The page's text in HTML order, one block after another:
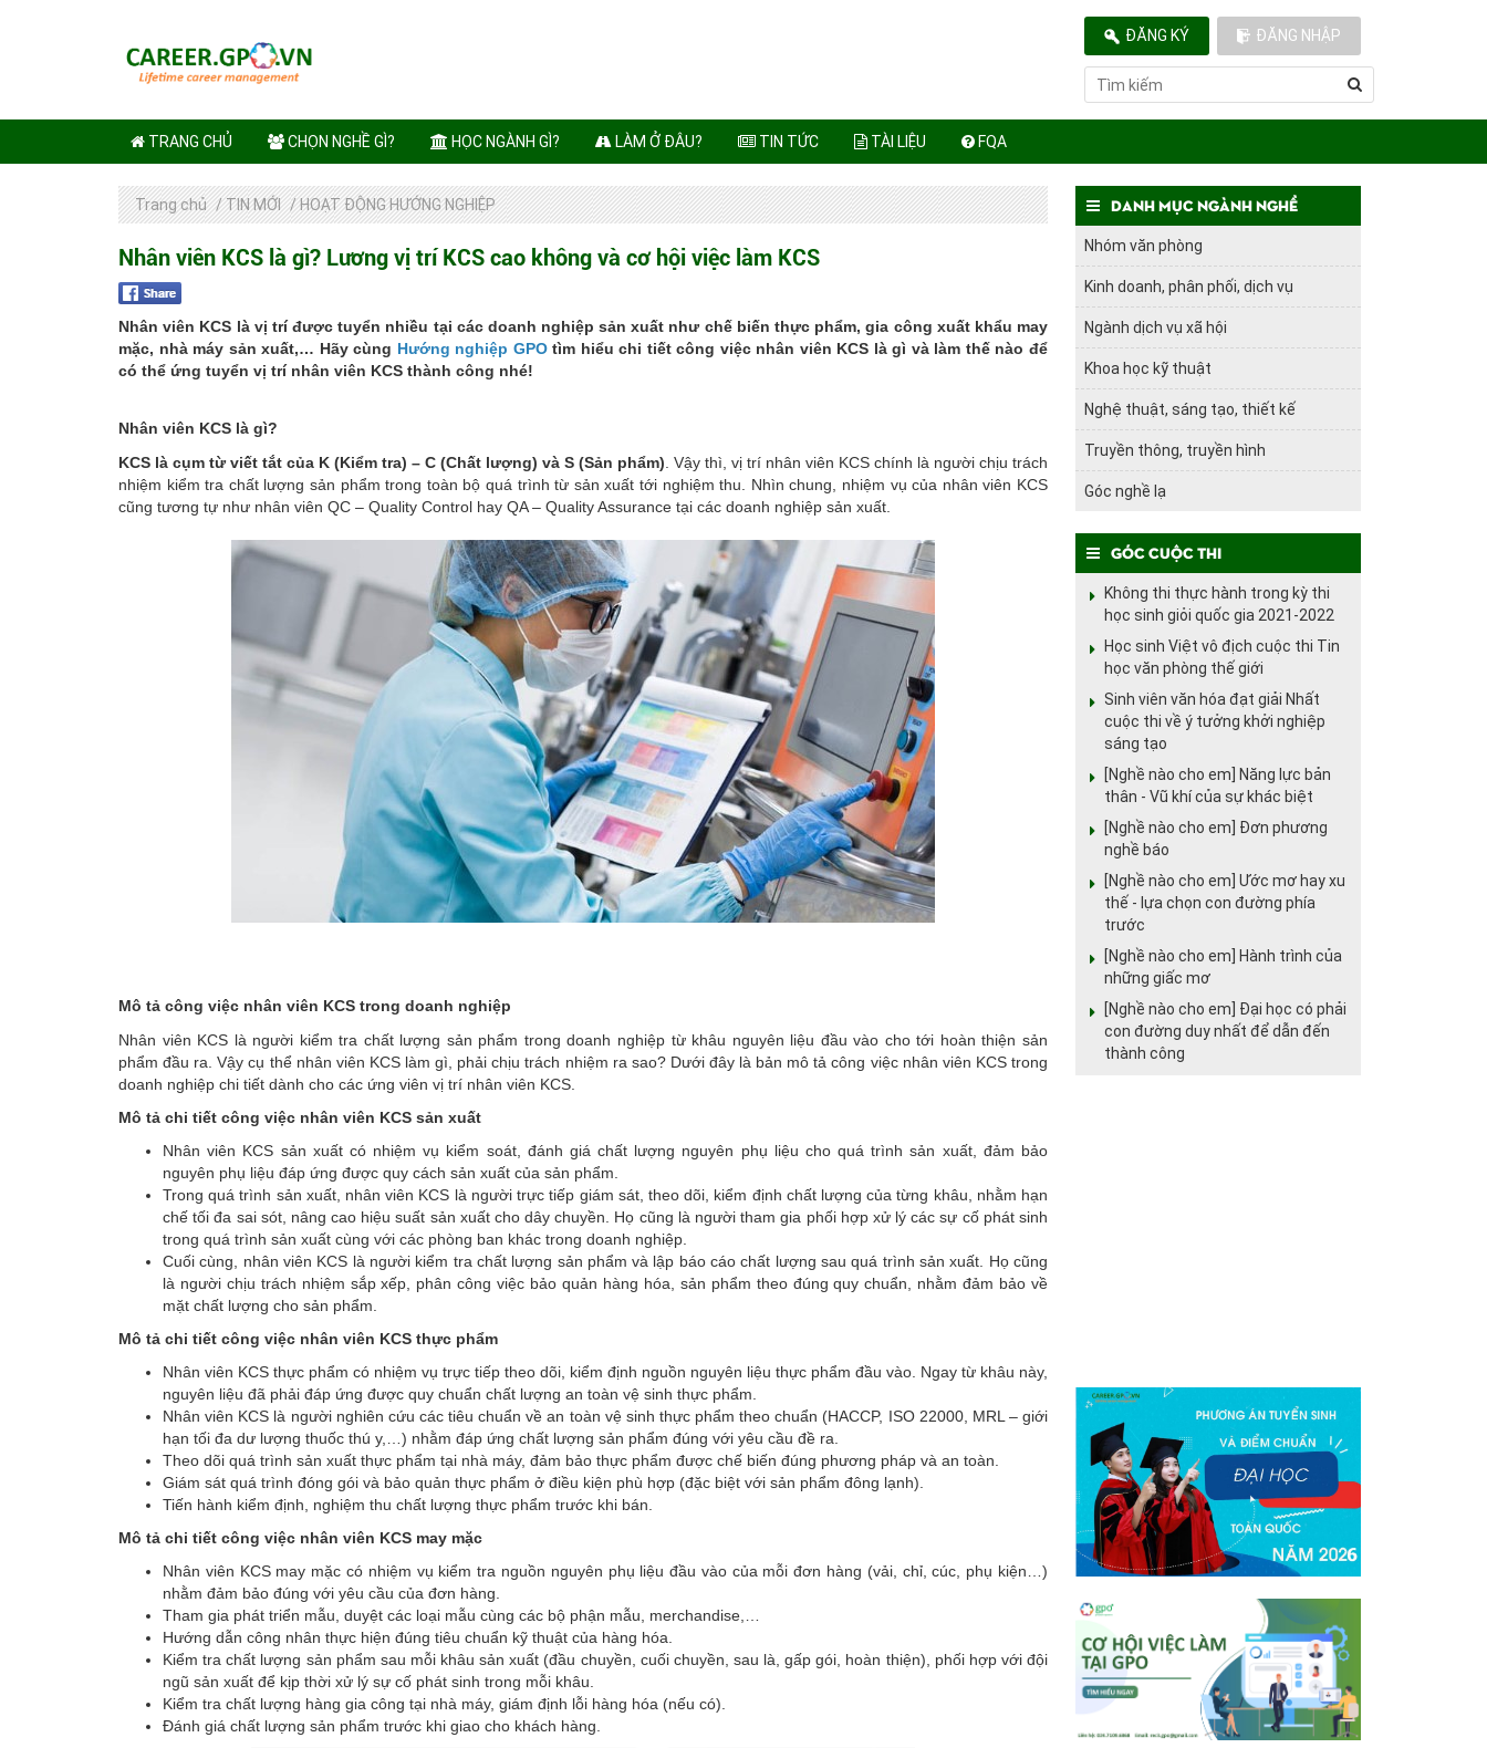
ĐĂNG KÝ ĐĂNG NHẬP
TRANG CHỦ CHỌN NGHỀ GÌ? HỌC NGÀNH GÌ? LÀM Ở ĐÂU? TIN TỨC TÀI LIỆU FQA
Trang chủ / TIN MỚI / HOẠT ĐỘNG HƯỚNG NGHIỆP
Nhân viên KCS là gì? Lương vị trí KCS cao không và cơ hội việc làm KCS
Nhân viên KCS là vị trí được tuyển nhiều tại các doanh nghiệp sản xuất như chế biến thực phẩm, gia công xuất khẩu may
mặc, nhà máy sản xuất,… Hãy cùng Hướng nghiệp GPOtìm hiểu chi tiết công việc nhân viên KCS là gì và làm thế nào để
có thể ứng tuyển vị trí nhân viên KCS thành công nhé!
Nhân viên KCS là gì?
KCS là cụm từ viết tắt của K (Kiểm tra) – C (Chất lượng) và S (Sản phẩm). Vậy thì, vị trí nhân viên KCS chính là người chịu trách
nhiệm kiểm tra chất lượng sản phẩm trong toàn bộ quá trình từ sản xuất tới nghiệm thu. Nhìn chung, nhiệm vụ của nhân viên KCS
cũng tương tự như nhân viên QC – Quality Control hay QA – Quality Assurance tại các doanh nghiệp sản xuất.
Mô tả công việc nhân viên KCS trong doanh nghiệp
Nhân viên KCS là người kiểm tra chất lượng sản phẩm trong doanh nghiệp từ khâu nguyên liệu đầu vào cho tới hoàn thiện sản
phẩm đầu ra. Vậy cụ thể nhân viên KCS làm gì, phải chịu trách nhiệm ra sao? Dưới đây là bản mô tả công việc nhân viên KCS trong
doanh nghiệp chi tiết dành cho các ứng viên vị trí nhân viên KCS.
Mô tả chi tiết công việc nhân viên KCS sản xuất
Nhân viên KCS sản xuất có nhiệm vụ kiểm soát, đánh giá chất lượng nguyên phụ liệu cho quá trình sản xuất, đảm bảo
nguyên phụ liệu đáp ứng được quy cách sản xuất của sản phẩm.
Trong quá trình sản xuất, nhân viên KCS là người trực tiếp giám sát, theo dõi, kiểm định chất lượng của từng khâu, nhằm hạn
chế tối đa sai sót, nâng cao hiệu suất sản xuất cho dây chuyền. Họ cũng là người tham gia phối hợp xử lý các sự cố phát sinh
trong quá trình sản xuất cùng với các phòng ban khác trong doanh nghiệp.
Cuối cùng, nhân viên KCS là người kiểm tra chất lượng sản phẩm và lập báo cáo chất lượng sau quá trình sản xuất. Họ cũng
là người chịu trách nhiệm sắp xếp, phân công việc bảo quản hàng hóa, sản phẩm theo đúng quy chuẩn, nhằm đảm bảo về
mặt chất lượng cho sản phẩm.
Mô tả chi tiết công việc nhân viên KCS thực phẩm
Nhân viên KCS thực phẩm có nhiệm vụ trực tiếp theo dõi, kiểm định nguồn nguyên liệu thực phẩm đầu vào. Ngay từ khâu này,
nguyên liệu đã phải đáp ứng được quy chuẩn chất lượng an toàn vệ sinh thực phẩm.
Nhân viên KCS là người nghiên cứu các tiêu chuẩn về an toàn vệ sinh thực phẩm theo chuẩn (HACCP, ISO 22000, MRL – giới
hạn tối đa dư lượng thuốc thú y,…) nhằm đáp ứng chất lượng sản phẩm đúng với yêu cầu đề ra.
Theo dõi quá trình sản xuất thực phẩm tại nhà máy, đảm bảo thực phẩm được chế biến đúng phương pháp và an toàn.
Giám sát quá trình đóng gói và bảo quản thực phẩm ở điều kiện phù hợp (đặc biệt với sản phẩm đông lạnh).
Tiến hành kiểm định, nghiệm thu chất lượng thực phẩm trước khi bán.
Mô tả chi tiết công việc nhân viên KCS may mặc
Nhân viên KCS may mặc có nhiệm vụ kiểm tra nguồn nguyên phụ liệu đầu vào của mỗi đơn hàng (vải, chỉ, cúc, phụ kiện…)
nhằm đảm bảo đúng với yêu cầu của đơn hàng.
Tham gia phát triển mẫu, duyệt các loại mẫu cùng các bộ phận mẫu, merchandise,…
Hướng dẫn công nhân thực hiện đúng tiêu chuẩn kỹ thuật của hàng hóa.
Kiểm tra chất lượng sản phẩm sau mỗi khâu sản xuất (đầu chuyền, cuối chuyền, sau là, gấp gói, hoàn thiện), phối hợp với đội
ngũ sản xuất để kịp thời xử lý sự cố phát sinh trong mỗi khâu.
Kiểm tra chất lượng hàng gia công tại nhà máy, giám định lỗi hàng hóa (nếu có).
Đánh giá chất lượng sản phẩm trước khi giao cho khách hàng.
Danh mục ngành nghề
Nhóm văn phòng
Kinh doanh, phân phối, dịch vụ
Ngành dịch vụ xã hội
Khoa học kỹ thuật
Nghệ thuật, sáng tạo, thiết kế
Truyền thông, truyền hình
Góc nghề lạ
Góc cuộc thi
Không thi thực hành trong kỳ thi
học sinh giỏi quốc gia 2021-2022
Học sinh Việt vô địch cuộc thi Tin
học văn phòng thế giới
Sinh viên văn hóa đạt giải Nhất
cuộc thi về ý tưởng khởi nghiệp
sáng tạo
[Nghề nào cho em] Năng lực bản
thân - Vũ khí của sự khác biệt
[Nghề nào cho em] Đơn phương
nghề báo
[Nghề nào cho em] Ước mơ hay xu
thế - lựa chọn con đường phía
trước
[Nghề nào cho em] Hành trình của
những giấc mơ
[Nghề nào cho em] Đại học có phải
con đường duy nhất để dẫn đến
thành công